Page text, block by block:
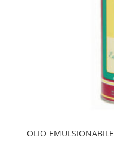
OLIO EMULSIONABILE